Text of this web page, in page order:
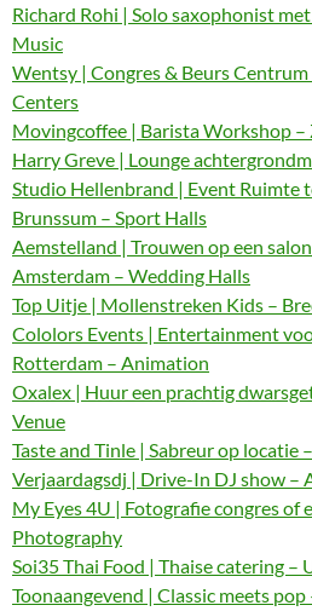
Richard Rohi | Solo saxophonist
Music
Wentsy | Congres & Beurs
Centers
Movingcoffee | Barista Workshop
Harry Greve | Lounge
Studio Hellenbrand | Event Ruimte
Brunssum – Sport Halls
Aemstelland | Trouwen op een
Amsterdam – Wedding Halls
Top Uitje | Mollenstreken Kids –
Cololors Events | Entertainment
Rotterdam – Animation
Oxalex | Huur een prachtig
Venue
Taste and Tinle | Sabreur op
Verjaardagsdj | Drive-In DJ show –
My Eyes 4U | Fotografie congres of
Photography
Soi35 Thai Food | Thaise catering –
Toonaangevend | Classic meets